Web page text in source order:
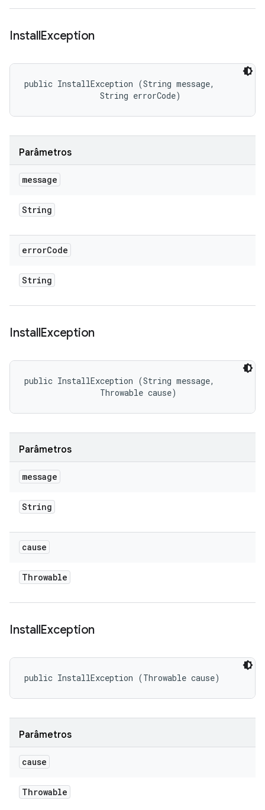
InstallException
public InstallException (String message,
                String errorCode)
Parâmetros
message
String
errorCode
String
InstallException
public InstallException (String message,
                Throwable cause)
Parâmetros
message
String
cause
Throwable
InstallException
public InstallException (Throwable cause)
Parâmetros
cause
Throwable